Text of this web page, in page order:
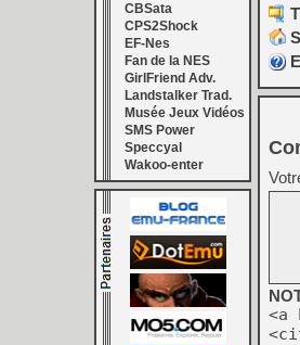
CBSata
CPS2Shock
EF-Nes
Fan de la NES
GirlFriend Adv.
Landstalker Trad.
Musée Jeux Vidéos
SMS Power
Speccyal
Wakoo-enter
<a